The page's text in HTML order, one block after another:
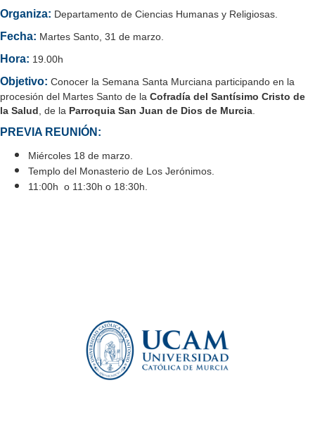
Organiza: Departamento de Ciencias Humanas y Religiosas.
Fecha: Martes Santo, 31 de marzo.
Hora: 19.00h
Objetivo: Conocer la Semana Santa Murciana participando en la
procesión del Martes Santo de la Cofradía del Santísimo Cristo de
la Salud , de la Parroquia San Juan de Dios de Murcia
PREVIA REUNIÓN:
Miércoles 18 de marzo.
Templo del Monasterio de Los Jerónimos.
11:00h o 11:30h o 18:30h.